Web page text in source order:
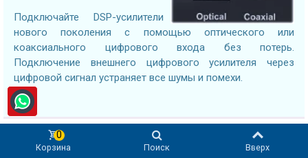
Подключайте DSP-усилители
нового поколения с помощью оптического или
коаксиального цифрового входа без потерь.
Подключение внешнего цифрового усилителя через
цифровой сигнал устраняет все шумы и помехи.
Корзина
0
Поиск Вверх